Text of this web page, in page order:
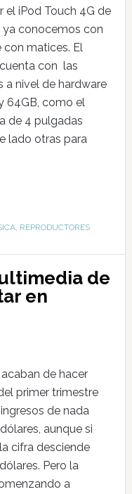
el iPod Touch 4G de
ya conocemos con
con matices. El
con las
a nivel de hardware
64GB, como el
de 4 pulgadas
lado otras para
, REPRODUCTORES
de
en
de hacer
primer trimestre
de nada
aunque si
cifra desciende
Pero la
a